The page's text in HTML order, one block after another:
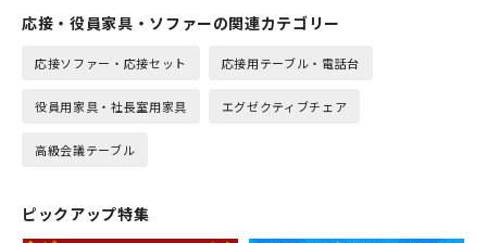
応接・役員家具・ソファーの関連カテゴリー
応接ソファー・応接セット 応接用テーブル・電話台
役員用家具・社長室用家具 エグゼクティブチェア
高級会議テーブル
ピックアップ特集